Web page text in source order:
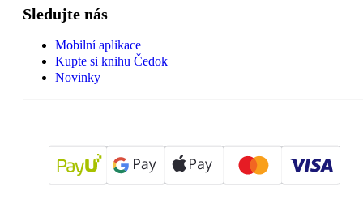
Sledujte nás
Mobilní aplikace
Kupte si knihu Čedok
Novinky